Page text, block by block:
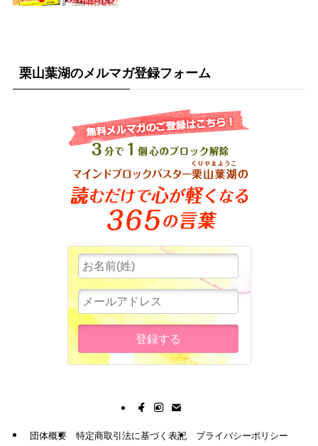
栗山葉湖のメルマガ登録フォーム
団体概要 特定商取引法に基づく表記 プライバシーポリシー